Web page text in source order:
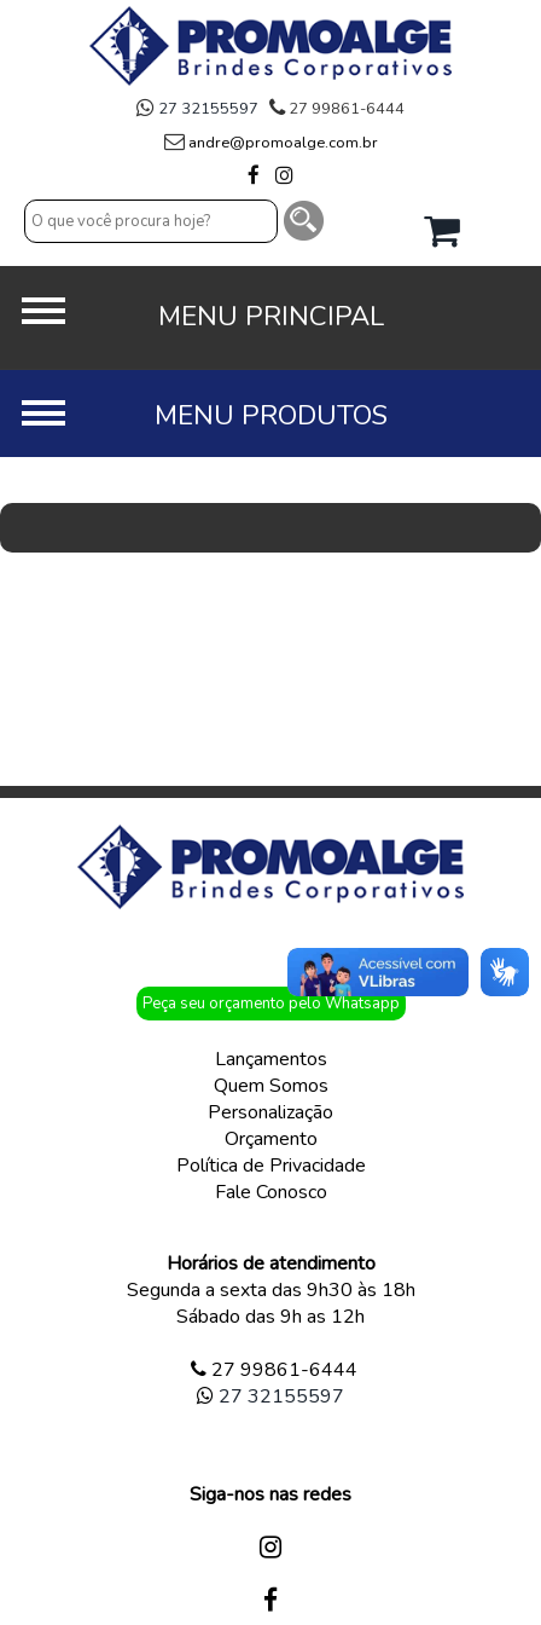
27 32155597
27 99861-6444
andre@promoalge.com.br
Peça seu orçamento pelo Whatsapp
Lançamentos
Quem Somos
Personalização
Orçamento
Política de Privacidade
Fale Conosco
Horários de atendimento
Segunda a sexta das 9h30 às 18h
Sábado das 9h as 12h
27 99861-6444
27 32155597
Siga-nos nas redes